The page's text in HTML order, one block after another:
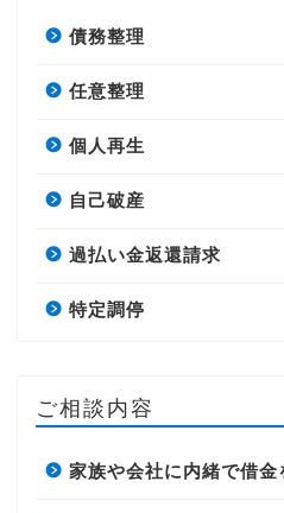
債務整理
任意整理
個人再生
自己破産
過払い金返還請求
特定調停
ご相談内容
家族や会社に内緒で借金